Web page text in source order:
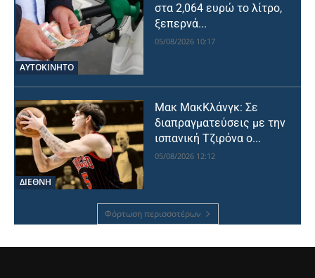
ΑΥΤΟΚΙΝΗΤΟ
στα 2,064 ευρώ το λίτρο,
ξεπερνά...
05/08/2026 10:17
ΔΙΕΘΝΗ
Μακ ΜακΚλάνγκ: Σε
διαπραγματεύσεις με την
ισπανική Τζιρόνα ο...
05/08/2026 12:12
Φόρτωση περισσοτέρων